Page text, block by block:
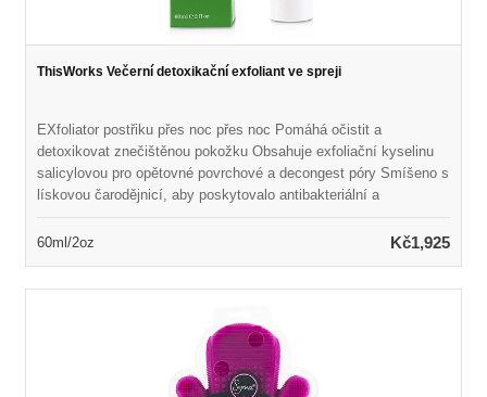
ThisWorks Večerní detoxikační exfoliant ve spreji
EXfoliator postřiku přes noc přes noc Pomáhá očistit a
detoxikovat znečištěnou pokožku Obsahuje exfoliační kyselinu
salicylovou pro opětovné povrchové a decongest póry Smíšeno s
lískovou čarodějnicí, aby poskytovalo antibakteriální a
jemné linie, vrásky a pigmentaci Naplněno silnou směsí
60ml/2oz Kč1,925